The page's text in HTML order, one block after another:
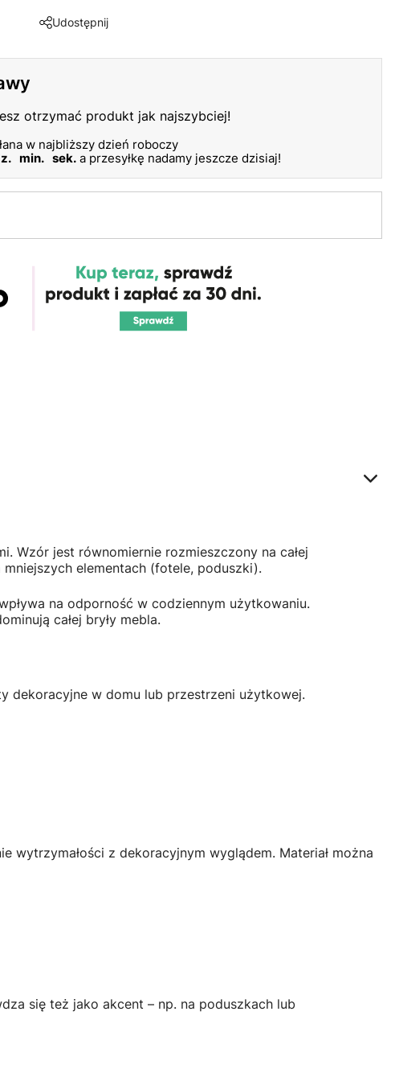
Udostępnij
otrzymać produkt jak najszybciej!
w najbliższy dzień roboczy
min. sek. a przesyłkę nadamy jeszcze dzisiaj!
Wzór jest równomiernie rozmieszczony na całej
elementach (fotele, poduszki).
na odporność w codziennym użytkowaniu.
całej bryły mebla.
dekoracyjne w domu lub przestrzeni użytkowej.
z dekoracyjnym wyglądem. Materiał można
się też jako akcent – np. na poduszkach lub